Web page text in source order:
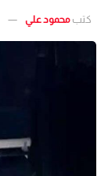
كتب محمود علي